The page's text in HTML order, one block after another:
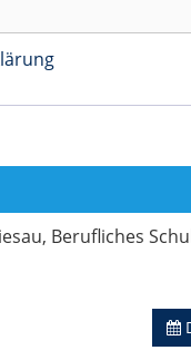
Berufliches